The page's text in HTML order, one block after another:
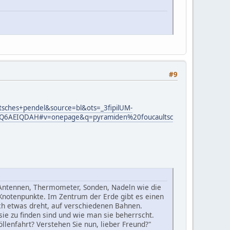
#9
Thermometer, Sonden, Nadeln wie die
Im Zentrum der Erde gibt es einen
etwas dreht, auf verschiedenen Bahnen.
zu finden sind und wie man sie beherrscht.
Verstehen Sie nun, lieber Freund?"